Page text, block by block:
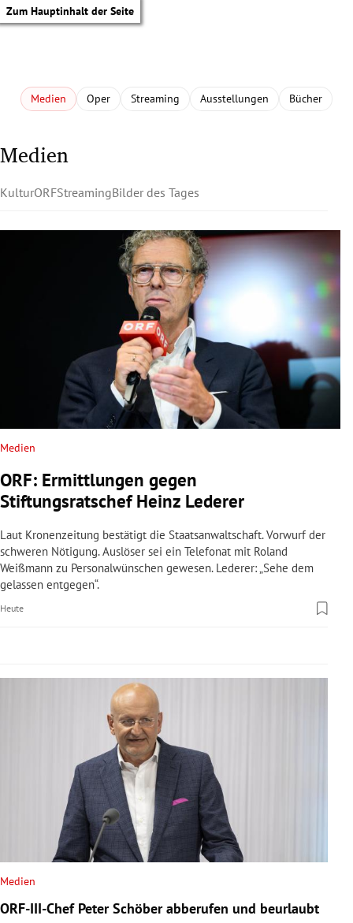
Zum Hauptinhalt der Seite
Untermenü
Untermenü
Untermenü
Untermenü
Untermenü
Untermenü
Medien Oper Streaming Ausstellungen Bücher
Medien
KulturORFStreamingBilder des Tages
Medien
ORF: Ermittlungen gegen
Stiftungsratschef Heinz Lederer
Laut Kronenzeitung bestätigt die Staatsanwaltschaft. Vorwurf der
schweren Nötigung. Auslöser sei ein Telefonat mit Roland
Weißmann zu Personalwünschen gewesen. Lederer: „Sehe dem
gelassen entgegen“.
Heute
Medien
ORF-III-Chef Peter Schöber abberufen und beurlaubt